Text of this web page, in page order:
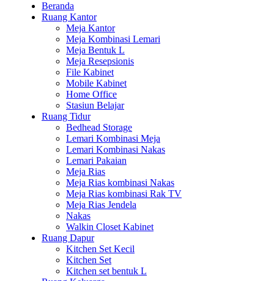
Beranda
Ruang Kantor
Meja Kantor
Meja Kombinasi Lemari
Meja Bentuk L
Meja Resepsionis
File Kabinet
Mobile Kabinet
Home Office
Stasiun Belajar
Ruang Tidur
Bedhead Storage
Lemari Kombinasi Meja
Lemari Kombinasi Nakas
Lemari Pakaian
Meja Rias
Meja Rias kombinasi Nakas
Meja Rias kombinasi Rak TV
Meja Rias Jendela
Nakas
Walkin Closet Kabinet
Ruang Dapur
Kitchen Set Kecil
Kitchen Set
Kitchen set bentuk L